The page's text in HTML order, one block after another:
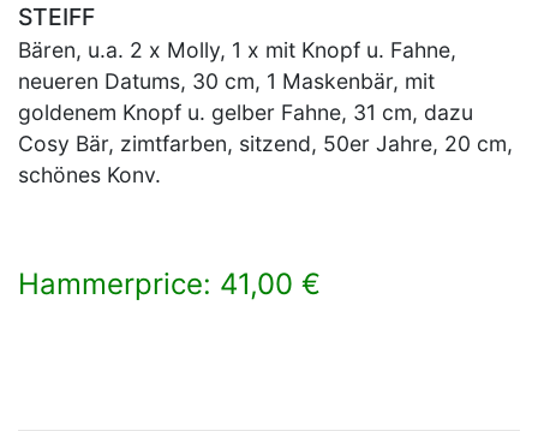
STEIFF
Bären, u.a. 2 x Molly, 1 x mit Knopf u. Fahne,
neueren Datums, 30 cm, 1 Maskenbär, mit
goldenem Knopf u. gelber Fahne, 31 cm, dazu
Cosy Bär, zimtfarben, sitzend, 50er Jahre, 20 cm,
schönes Konv.
Hammerprice: 41,00 €